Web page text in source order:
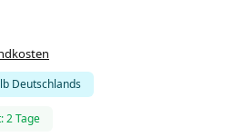
Deutschlands
2 Tage